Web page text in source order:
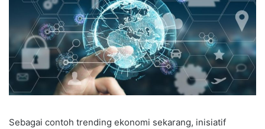
Sebagai contoh trending ekonomi sekarang, inisiatif